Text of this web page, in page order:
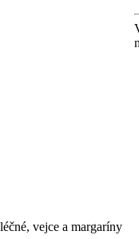
vejce a margaríny